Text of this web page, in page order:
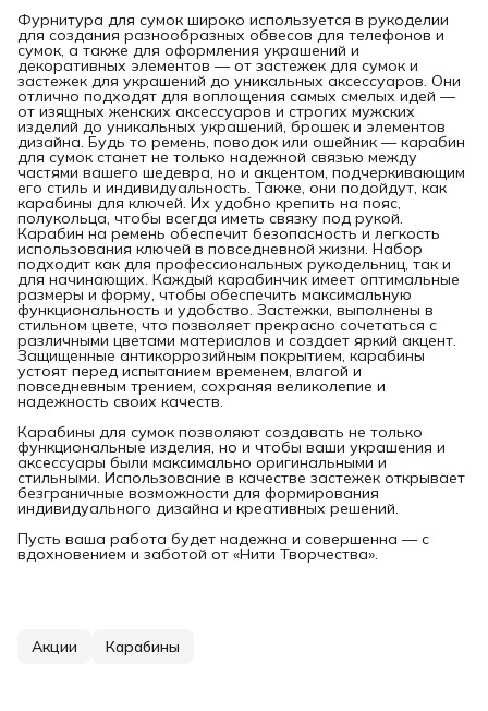
Фурнитура для сумок широко используется в рукоделии
для создания разнообразных обвесов для телефонов и
сумок, а также для оформления украшений и
декоративных элементов — от застежек для сумок и
застежек для украшений до уникальных аксессуаров. Они
отлично подходят для воплощения самых смелых идей —
от изящных женских аксессуаров и строгих мужских
изделий до уникальных украшений, брошек и элементов
дизайна. Будь то ремень, поводок или ошейник — карабин
для сумок станет не только надежной связью между
частями вашего шедевра, но и акцентом, подчеркивающим
его стиль и индивидуальность. Также, они подойдут, как
карабины для ключей. Их удобно крепить на пояс,
полукольца, чтобы всегда иметь связку под рукой.
Карабин на ремень обеспечит безопасность и легкость
использования ключей в повседневной жизни. Набор
подходит как для профессиональных рукодельниц, так и
для начинающих. Каждый карабинчик имеет оптимальные
размеры и форму, чтобы обеспечить максимальную
функциональность и удобство. Застежки, выполнены в
стильном цвете, что позволяет прекрасно сочетаться с
различными цветами материалов и создает яркий акцент.
Защищенные антикоррозийным покрытием, карабины
устоят перед испытанием временем, влагой и
повседневным трением, сохраняя великолепие и
надежность своих качеств.
Карабины для сумок позволяют создавать не только
функциональные изделия, но и чтобы ваши украшения и
аксессуары были максимально оригинальными и
стильными. Использование в качестве застежек открывает
безграничные возможности для формирования
индивидуального дизайна и креативных решений.
Пусть ваша работа будет надежна и совершенна — с
вдохновением и заботой от «Нити Творчества».
Акции Карабины